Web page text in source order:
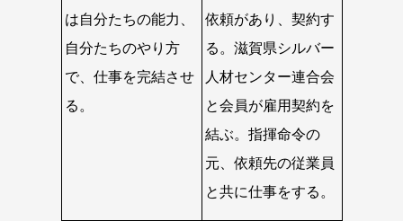
は自分たちの能力、
自分たちのやり方
で、仕事を完結させ
る。
依頼があり、契約す
る。滋賀県シルバー
人材センター連合会
と会員が雇用契約を
結ぶ。指揮命令の
元、依頼先の従業員
と共に仕事をする。